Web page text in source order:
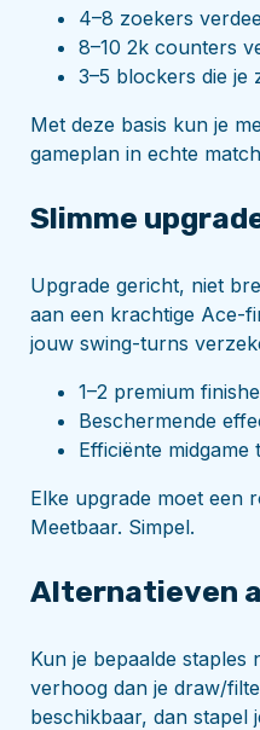
4–8 zoekers
8–10 2k counters
3–5 blockers die
Met deze basis kun je
gameplan in echte
Slimme
Upgrade gericht, niet
aan een krachtige Ace-
jouw swing-turns
1–2 premium
Beschermende
Efficiënte
Elke upgrade moet een
Meetbaar. Simpel.
Alternatieven
Kun je bepaalde
verhoog dan je draw/
beschikbaar, dan stapel